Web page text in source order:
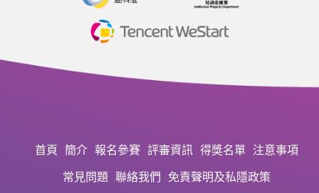
首頁 簡介 報名參賽 評審資訊 得獎名單 注意事項
常見問題 聯絡我們 免責聲明及私隱政策